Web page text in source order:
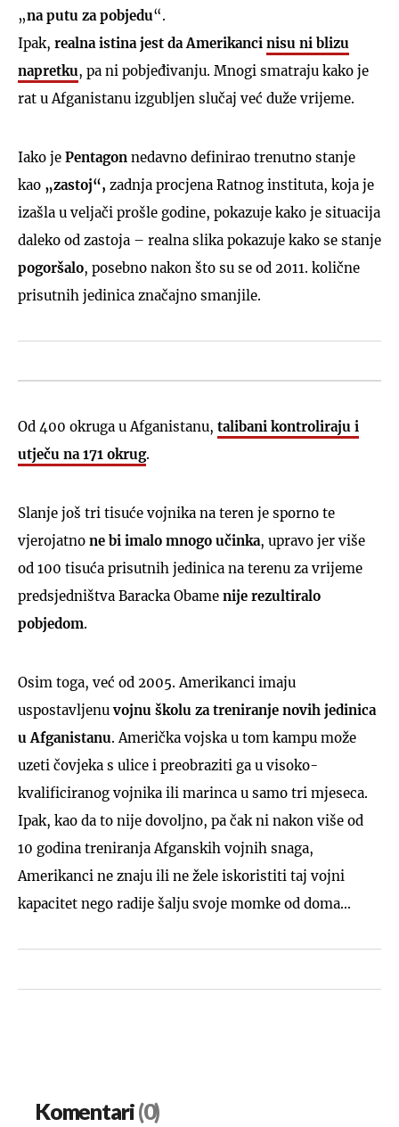
„na putu za pobjedu“.
Ipak, realna istina jest da Amerikanci nisu ni blizu
napretku, pa ni pobjeđivanju. Mnogi smatraju kako je
rat u Afganistanu izgubljen slučaj već duže vrijeme.
Iako je Pentagon nedavno definirao trenutno stanje
kao „zastoj“, zadnja procjena Ratnog instituta, koja je
izašla u veljači prošle godine, pokazuje kako je situacija
daleko od zastoja – realna slika pokazuje kako se stanje
pogoršalo, posebno nakon što su se od 2011. količne
prisutnih jedinica značajno smanjile.
Od 400 okruga u Afganistanu, talibani kontroliraju i
utječu na 171 okrug.
Slanje još tri tisuće vojnika na teren je sporno te
vjerojatno ne bi imalo mnogo učinka, upravo jer više
od 100 tisuća prisutnih jedinica na terenu za vrijeme
predsjedništva Baracka Obame nije rezultiralo
pobjedom.
Osim toga, već od 2005. Amerikanci imaju
uspostavljenuvojnu školu za treniranje novih jedinica
u Afganistanu. Američka vojska u tom kampu može
uzeti čovjeka s ulice i preobraziti ga u visoko-
kvalificiranog vojnika ili marinca u samo tri mjeseca.
Ipak, kao da to nije dovoljno, pa čak ni nakon više od
10 godina treniranja Afganskih vojnih snaga,
Amerikanci ne znaju ili ne žele iskoristiti taj vojni
kapacitet nego radije šalju svoje momke od doma...
Komentari(0)